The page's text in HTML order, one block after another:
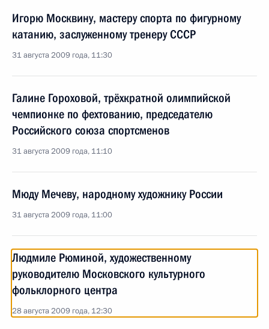
Игорю Москвину, мастеру спорта по фигурному
катанию, заслуженному тренеру СССР
31 августа 2009 года, 11:30
Галине Гороховой, трёхкратной олимпийской
чемпионке по фехтованию, председателю
Российского союза спортсменов
31 августа 2009 года, 11:10
Мюду Мечеву, народному художнику России
31 августа 2009 года, 11:00
Людмиле Рюминой, художественному
руководителю Московского культурного
фольклорного центра
28 августа 2009 года, 12:30